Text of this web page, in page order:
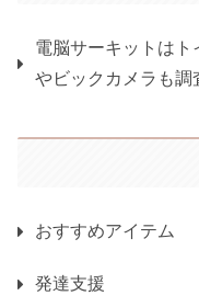
電脳サーキットは
やビックカメラも調
おすすめアイテム
発達支援